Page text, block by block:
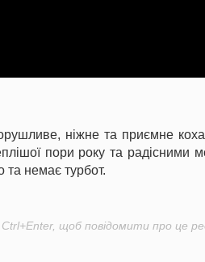
ніжне та приємне
пори року та радісними
та немає турбот.
щоб повідомити про це